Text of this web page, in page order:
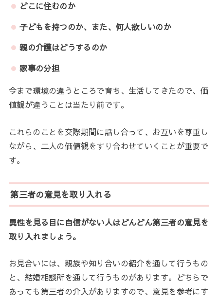
どこに住むのか
子どもを持つのか、また、何人欲しいのか
親の介護はどうするのか
家事の分担
今まで環境の違うところで育ち、生活してきたので、価
値観が違うことは当たり前です。
これらのことを交際期間に話し合って、お互いを尊重し
ながら、二人の価値観をすり合わせていくことが重要で
す。
第三者の意見を取り入れる
異性を見る目に自信がない人はどんどん第三者の意見を
取り入れましょう。
お見合いには、親族や知り合いの紹介を通して行うもの
と、結婚相談所を通して行うものがあります。どちらで
あっても第三者の介入がありますので、意見を参考にす